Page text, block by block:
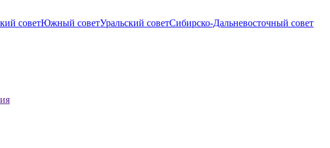
советЮжный советУральский советСибирско-Дальневосточный совет